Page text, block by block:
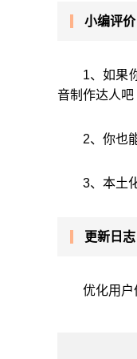
小编评价
1、如果
音制作达人吧
2、你也
3、本土
更新日志
优化用户